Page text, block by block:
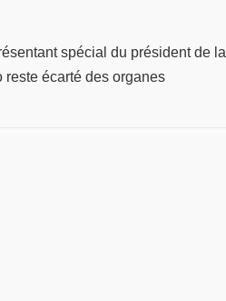
spécial du président de la
reste écarté des organes